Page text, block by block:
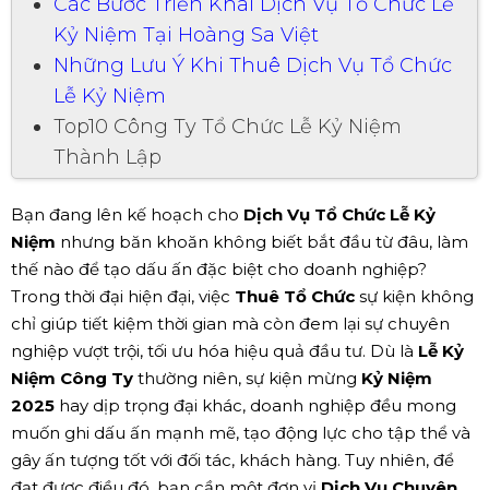
Kỷ Niệm Tại Hoàng Sa Việt
Những Lưu Ý Khi Thuê Dịch Vụ Tổ Chức
Lễ Kỷ Niệm
Top10 Công Ty Tổ Chức Lễ Kỷ Niệm
Thành Lập
Bạn đang lên kế hoạch cho Dịch Vụ Tổ Chức Lễ Kỷ
Niệm nhưng băn khoăn không biết bắt đầu từ đâu, làm
thế nào để tạo dấu ấn đặc biệt cho doanh nghiệp?
Trong thời đại hiện đại, việc Thuê Tổ Chức sự kiện không
chỉ giúp tiết kiệm thời gian mà còn đem lại sự chuyên
nghiệp vượt trội, tối ưu hóa hiệu quả đầu tư. Dù là Lễ Kỷ
Niệm Công Ty thường niên, sự kiện mừng Kỷ Niệm
2025 hay dịp trọng đại khác, doanh nghiệp đều mong
muốn ghi dấu ấn mạnh mẽ, tạo động lực cho tập thể và
gây ấn tượng tốt với đối tác, khách hàng. Tuy nhiên, để